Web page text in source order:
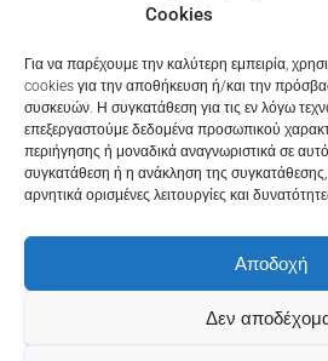
Cookies
Για να παρέχουμε την καλύτερη εμπειρία,
cookies για την αποθήκευση ή/και την
συσκευών. Η συγκατάθεση για τις εν λόγω
επεξεργαστούμε δεδομένα προσωπικού
περιήγησης ή μοναδικά αναγνωριστικά σε
συγκατάθεση ή η ανάκληση της συγκατάθεσης,
αρνητικά ορισμένες λειτουργίες και
Αποδοχή
Δεν
ΠΡΟΗΓΟΎΜΕΝΑ
Όροι και
(ΕΕ)